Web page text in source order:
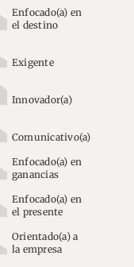
Enfocado(a) en
el destino
Exigente
Innovador(a)
Comunicativo(a)
Enfocado(a) en
ganancias
Enfocado(a) en
el presente
Orientado(a) a
la empresa